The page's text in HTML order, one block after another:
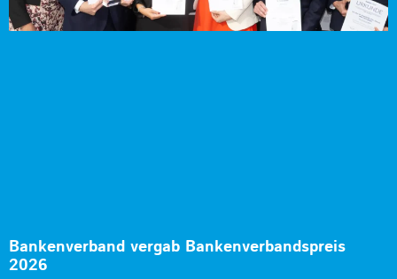
Bankenverband vergab Bankenverbandspreis
2026